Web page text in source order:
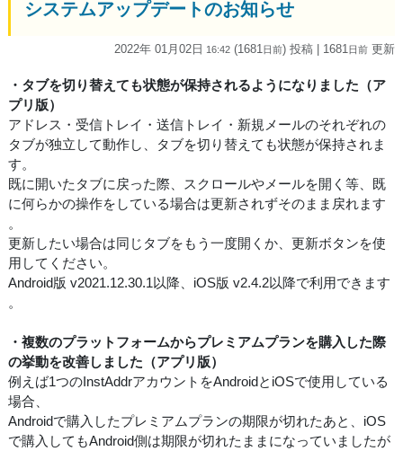
システムアップデートのお知らせ
2022年 01月02日 16:42 (1681 日前) 投稿 | 1681 日前 更新
・タブを切り替えても状態が保持されるようになりました（ア
プリ版）
アドレス・受信トレイ・送信トレイ・新規メールのそれぞれの
タブが独立して動作し、タブを切り替えても状態が保持されま
す。
既に開いたタブに戻った際、スクロールやメールを開く等、既
に何らかの操作をしている場合は更新されずそのまま戻れます
。
更新したい場合は同じタブをもう一度開くか、更新ボタンを使
用してください。
Android版 v2021.12.30.1以降、iOS版 v2.4.2以降で利用できます
。
・複数のプラットフォームからプレミアムプランを購入した際
の挙動を改善しました（アプリ版）
例えば1つのInstAddrアカウントをAndroidとiOSで使用している
場合、
Androidで購入したプレミアムプランの期限が切れたあと、iOS
で購入してもAndroid側は期限が切れたままになっていましたが